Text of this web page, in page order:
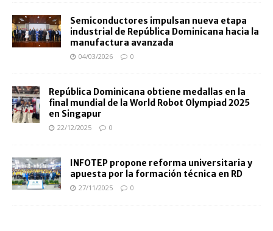
Semiconductores impulsan nueva etapa
industrial de República Dominicana hacia la
manufactura avanzada
04/03/2026 0
República Dominicana obtiene medallas en la
final mundial de la World Robot Olympiad 2025
en Singapur
22/12/2025 0
INFOTEP propone reforma universitaria y
apuesta por la formación técnica en RD
27/11/2025 0